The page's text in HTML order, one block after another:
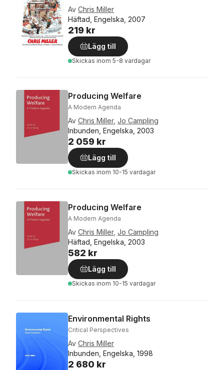
Av Chris Miller
Häftad, Engelska, 2007
219 kr
Lägg till
Skickas inom 5-8 vardagar
Producing Welfare
A Modern Agenda
Av Chris Miller, Jo Campling
Inbunden, Engelska, 2003
2 059 kr
Lägg till
Skickas inom 10-15 vardagar
Producing Welfare
A Modern Agenda
Av Chris Miller, Jo Campling
Häftad, Engelska, 2003
582 kr
Lägg till
Skickas inom 10-15 vardagar
Environmental Rights
Critical Perspectives
Av Chris Miller
Inbunden, Engelska, 1998
2 680 kr